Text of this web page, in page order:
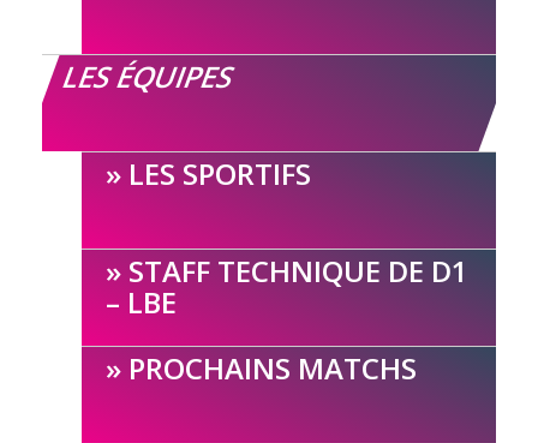
LES ÉQUIPES
LES SPORTIFS
STAFF TECHNIQUE DE D1
– LBE
PROCHAINS MATCHS